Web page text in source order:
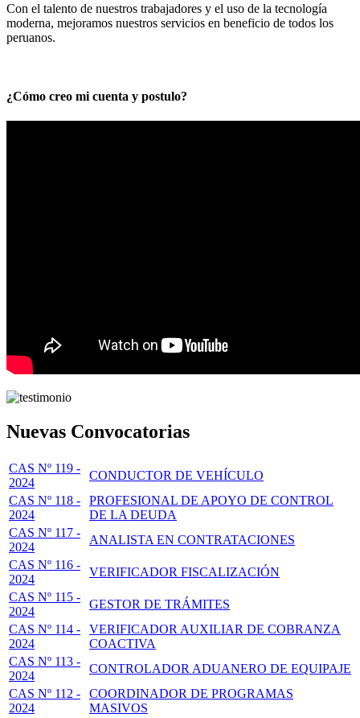
Con el talento de nuestros trabajadores y el uso de la tecnología
moderna, mejoramos nuestros servicios en beneficio de todos los
peruanos.
¿Cómo creo mi cuenta y postulo?
Nuevas Convocatorias
CAS Nº 119 -
2024
CONDUCTOR DE VEHÍCULO
CAS Nº 118 -
2024
PROFESIONAL DE APOYO DE CONTROL
DE LA DEUDA
CAS Nº 117 -
2024
ANALISTA EN CONTRATACIONES
CAS Nº 116 -
2024
VERIFICADOR FISCALIZACIÓN
CAS Nº 115 -
2024
GESTOR DE TRÁMITES
CAS Nº 114 -
2024
VERIFICADOR AUXILIAR DE COBRANZA
COACTIVA
CAS Nº 113 -
2024
CONTROLADOR ADUANERO DE EQUIPAJE
CAS Nº 112 -
2024
COORDINADOR DE PROGRAMAS
MASIVOS